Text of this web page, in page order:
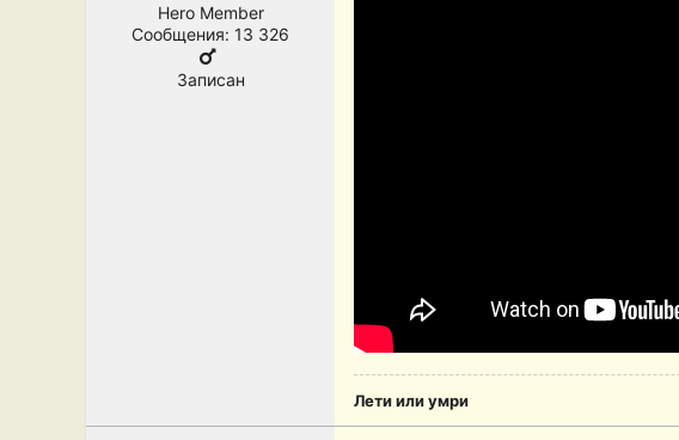
Hero Member
Сообщения: 13 326
Записан
Лети или умри